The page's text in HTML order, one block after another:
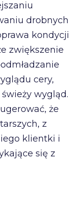
drobnych
kondycji
zwiększenie
cery,
wygląd.
że
z
klientki i
się z